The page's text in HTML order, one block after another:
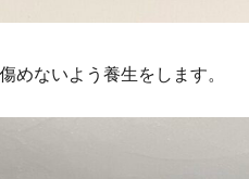
めないよう養生をします。